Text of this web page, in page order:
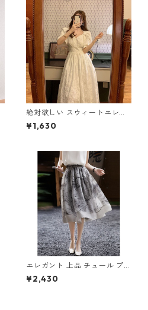
絶対欲しい スウィートエレガ
ント パフスリーブ ワンピース
m-276
¥1,630
エレガント 上品 チュール プリ
ントスカート m-342
¥2,430